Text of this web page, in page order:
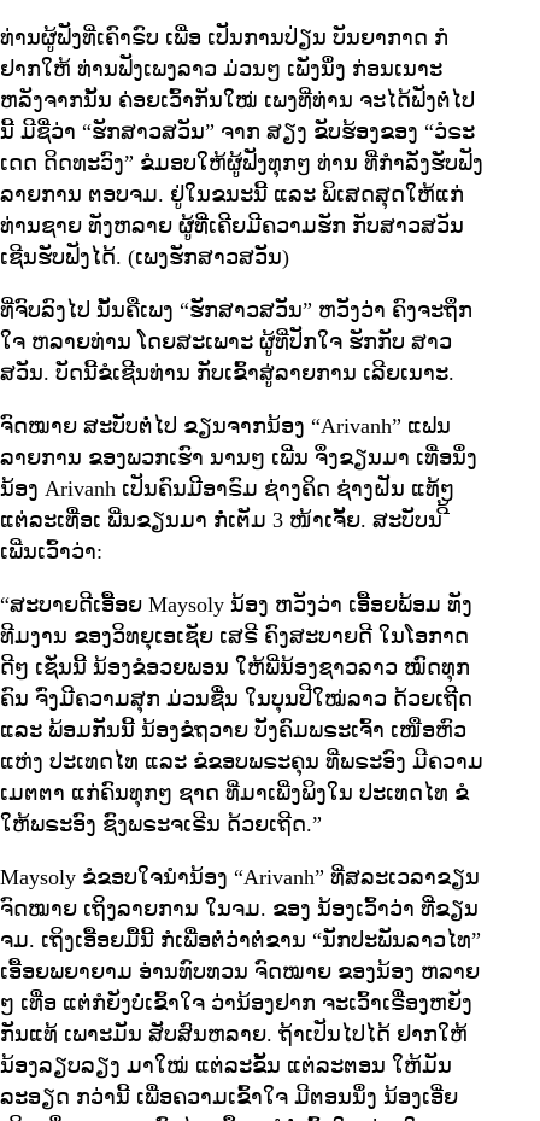
ທ່ານຜູ້ຟັງທີ່ເຄົາຣົບ ເພື່ອ ເປັນການປ່ຽນ ບັນຍາກາດ ກໍ
ຢາກໃຫ້ ທ່ານຟັງເພງລາວ ມ່ວນໆ ເພັງນຶ່ງ ກ່ອນເນາະ
ຫລັງຈາກນັ້ນ ຄ່ອຍເວົ້າກັນໃໝ່ ເພງທີ່ທ່ານ ຈະໄດ້ຟັງຕໍ່ໄປ
ນີ້ ມີຊື່ວ່າ “ຮັກສາວສວັນ” ຈາກ ສຽງ ຂັບຮ້ອງຂອງ “ວໍຣະ
ເດດ ດິດທະວົງ” ຂໍມອບໃຫ້ຜູ້ຟັງທຸກໆ ທ່ານ ທີ່ກຳລັງຮັບຟັງ
ລາຍການ ຕອບຈມ. ຢູ່ໃນຂນະນີ້ ແລະ ພິເສດສຸດໃຫ້ແກ່
ທ່ານຊາຍ ທັງຫລາຍ ຜູ້ທີ່ເຄີຍມີຄວາມຮັກ ກັບສາວສວັນ
ເຊີນຮັບຟັງໄດ້. (ເພງຮັກສາວສວັນ)
ທີ່ຈົບລົງໄປ ນັ້ນຄືເພງ “ຮັກສາວສວັນ” ຫວັງວ່າ ຄົງຈະຖຶກ
ໃຈ ຫລາຍທ່ານ ໂດຍສະເພາະ ຜູ້ທີ່ປັກໃຈ ຮັກກັບ ສາວ
ສວັນ. ບັດນີ້ຂໍເຊີນທ່ານ ກັບເຂົ້າສູ່ລາຍການ ເລີຍເນາະ.
ຈົດໝາຍ ສະບັບຕໍ່ໄປ ຂຽນຈາກນ້ອງ “Arivanh” ແຟນ
ລາຍການ ຂອງພວກເຮົາ ນານໆ ເພີ່ນ ຈຶ່ງຂຽນມາ ເທື່ອນຶ່ງ
ນ້ອງ Arivanh ເປັນຄົນມີອາຣົມ ຊ່າງຄິດ ຊ່າງຝັນ ແທ້ໆ
ແຕ່ລະເທື່ອເ ພີ່ນຂຽນມາ ກໍ່ເຕັມ 3 ໜ້າເຈັ້ຍ. ສະບັບນ ີ້
ເພີ່ນເວົ້າວ່າ:
“ສະບາຍດີເອື້ອຍ Maysoly ນ້ອງ ຫວັງວ່າ ເອື້ອຍພ້ອມ ທັງ
ທີມງານ ຂອງວິທຍຸເອເຊັຍ ເສຣີ ຄົງສະບາຍດີ ໃນໂອກາດ
ດີໆ ເຊັ່ນນີ້ ນ້ອງຂໍອວຍພອນ ໃຫ້ພີ່ນ້ອງຊາວລາວ ໝົດທຸກ
ຄົນ ຈົ່ງມີຄວາມສຸກ ມ່ວນຊື່ນ ໃນບຸນປີໃໝ່ລາວ ດ້ວຍເຖີດ
ແລະ ພ້ອມກັນນີ້ ນ້ອງຂໍຖວາຍ ບັງຄົມພຣະເຈົ້າ ເໜືອຫົວ
ແຫ່ງ ປະເທດໄທ ແລະ ຂໍຂອບພຣະຄຸນ ທີ່ພຣະອົງ ມີຄວາມ
ເມຕຕາ ແກ່ຄົນທຸກໆ ຊາດ ທີ່ມາເພີ່ງພິງໃນ ປະເທດໄທ ຂໍ
ໃຫ້ພຣະອົງ ຊົງພຣະຈເຣີນ ດ້ວຍເຖີດ.”
Maysoly ຂໍຂອບໃຈນຳນ້ອງ “Arivanh” ທີ່ສລະເວລາຂຽນ
ຈົດໝາຍ ເຖິງລາຍການ ໃນຈມ. ຂອງ ນ້ອງເວົ້າວ່າ ທີ່ຂຽນ
ຈມ. ເຖິງເອື້ອຍມື້ນີ້ ກໍເພື່ອຕໍ່ວ່າຕໍ່ຂານ “ນັກປະພັນລາວໄທ”
ເອື້ອຍພຍາຍາມ ອ່ານທົບທວນ ຈົດໝາຍ ຂອງນ້ອງ ຫລາຍ
ໆ ເທື່ອ ແຕ່ກໍຍັງບໍ່ເຂົ້າໃຈ ວ່ານ້ອງຢາກ ຈະເວົ້າເຣື່ອງຫຍັງ
ກັນແທ້ ເພາະມັນ ສັບສົນຫລາຍ. ຖ້າເປັນໄປໄດ້ ຢາກໃຫ້
ນ້ອງລຽບລຽງ ມາໃໝ່ ແຕ່ລະຂັ້ນ ແຕ່ລະຕອນ ໃຫ້ມັນ
ລະອຽດ ກວ່ານີ້ ເພື່ອຄວາມເຂົ້າໃຈ ມີຕອນນຶ່ງ ນ້ອງເອີ່ຍ